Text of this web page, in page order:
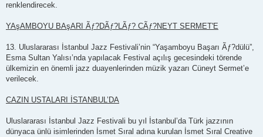
renklendirecek.
YAşAMBOYU BAşARI Ãƒ?DÃƒ?LÃƒ? CÃƒ?NEYT SERMET'E
13. Uluslararası İstanbul Jazz Festivali’nin “Yaşamboyu Başarı Ãƒ?dülü”,
Esma Sultan Yalısı’nda yapılacak Festival açılış gecesindeki törende
ülkemizin en önemli jazz duayenlerinden müzik yazarı Cüneyt Sermet’e
verilecek.
CAZIN USTALARI İSTANBUL’DA
Uluslararası İstanbul Jazz Festivali bu yıl İstanbul’da Türk jazzının
dünyaca ünlü isimlerinden İsmet Sıral adına kurulan İsmet Sıral Creative